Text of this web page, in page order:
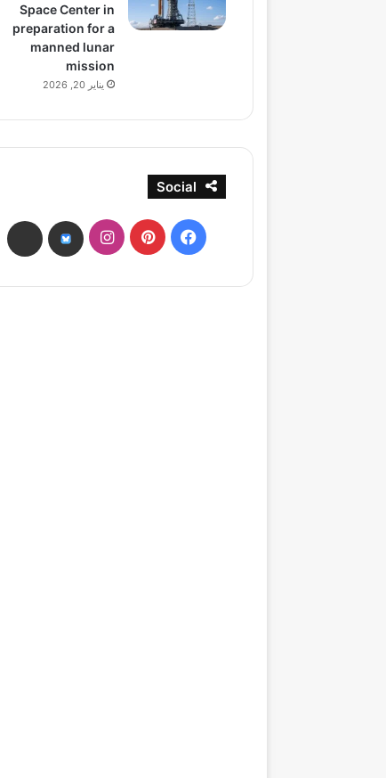
Space Center in
preparation for a
manned lunar
mission
يناير 20, 2026
Social
فيسبوكبينتيريستانستقرامbsky